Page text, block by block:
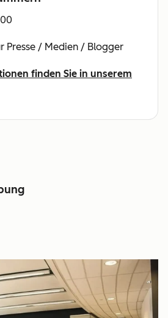
Presse / Medien / Blogger
finden Sie in unserem